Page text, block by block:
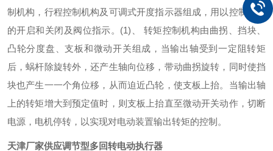
制机构，行程控制机构及可调式开度指示器组成，用以控制阀门
的开启和关闭及阀位指示。 (1)、 转矩控制机构由曲拐、挡块、
凸轮分度盘、支板和微动开关组成，当输出轴受到一定阻转矩
后，蜗杆除旋转外，还产生轴向位移，带动曲拐旋转，同时使挡
块也产生一一个角位移，从而迫近凸轮，使支板上抬。当输出轴
上的转矩增大到预定值时，则支板上抬直至微动开关动作，切断
电源，电机停转，以实现对电动装置输出转矩的控制。
天津厂家供应调节型多回转电动执行器